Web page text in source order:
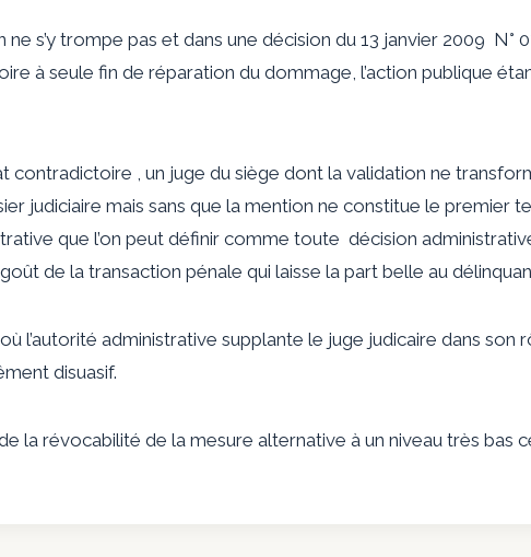
s’y trompe pas et dans une décision du 13 janvier 2009 N°
à seule fin de réparation du dommage, l’action publique
contradictoire , un juge du siège dont la validation ne
judiciaire mais sans que la mention ne constitue le premier
que l’on peut définir comme toute décision
de la transaction pénale qui laisse la part belle au
l’autorité administrative supplante le juge judicaire dans
disuasif.
la révocabilité de la mesure alternative à un niveau très bas